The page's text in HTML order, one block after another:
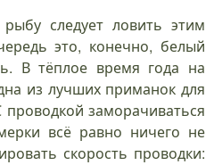
следует ловить этим
это, конечно, белый
В тёплое время года на
из лучших приманок для
заморачиваться
всё равно ничего не
скорость проводки: